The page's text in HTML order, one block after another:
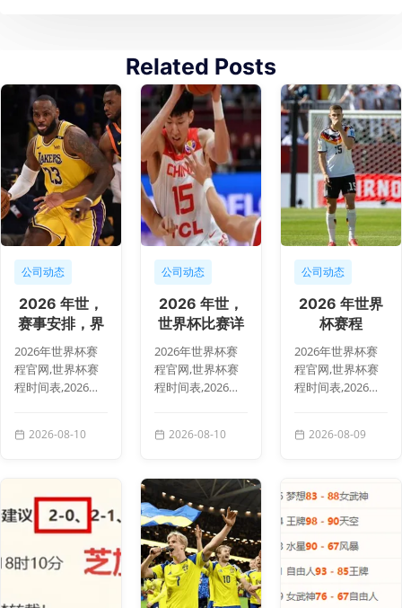
Related Posts
公司动态
2026 年世，
赛事安排，界
杯赛程
134552 5
2026年世界杯赛
程官网,世界杯赛
程时间表,2026世
情,2026 年世，赛
2026-08-10
公司动态
2026 年世，
世界杯比赛详
情，界杯赛程
134552
2026年世界杯赛
程官网,世界杯赛
程时间表,2026世
情,2026 年世，世
2026-08-10
公司动态
2026 年世界
杯赛程
134353 74
2026年世界杯赛
程官网,世界杯赛
程时间表,2026世
情,2026 年世界杯
2026-08-09